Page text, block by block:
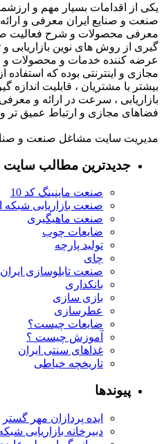
یکی از اقدامات بسیار مهم و
صنعت و صنایع ایران معرفی و
معرفی محصولات و شرح فعالیت
گیری از روش های نوین بازاریابی و
عرضه کننده خدمات و محصولات و
مجازی و اینترنتی بوده که استفاده
بیشتر با مشتریان ، قابلیت اندازه
بازاریابی ، سرعت در ارائه و
فضاهای مجازی و ارتباط عمیق تر
مدیریت سایت مشاغل صنعت و
جدیدترین مطالب سایت
صنعت ماینینگ کد 10
صنعت بازاریابی شبکه
صنعت ماهیگیری
ضایعات چوب
تولید پارچه
چای
صنعت تابلوسازی
بانکداری
بازی سازی
عطرسازی
ضایعات چیست؟
آموزش چیست ؟
غذاهای سنتی ایران
تاریخچه خیاطی
پیوندها
ایده پردازان مهر گستر
دبیرخانه بازاریابی